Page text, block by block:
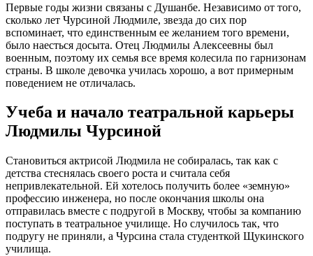
Первые годы жизни связаны с Душанбе. Независимо от того,
сколько лет Чурсиной Людмиле, звезда до сих пор
вспоминает, что единственным ее желанием того времени,
было наесться досыта. Отец Людмилы Алексеевны был
военным, поэтому их семья все время колесила по гарнизонам
страны. В школе девочка училась хорошо, а вот примерным
поведением не отличалась.
Учеба и начало театральной карьеры
Людмилы Чурсиной
Становиться актрисой Людмила не собиралась, так как с
детства стеснялась своего роста и считала себя
непривлекательной. Ей хотелось получить более «земную»
профессию инженера, но после окончания школы она
отправилась вместе с подругой в Москву, чтобы за компанию
поступать в театральное училище. Но случилось так, что
подругу не приняли, а Чурсина стала студенткой Щукинского
училища.